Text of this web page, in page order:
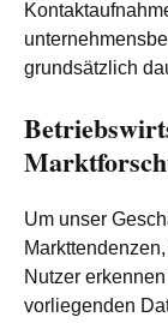
grundsätzlich
Um unser
Nutzer
vorliegenden